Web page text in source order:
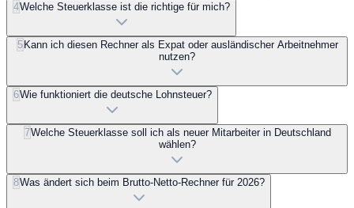
4Welche Steuerklasse ist die richtige für mich?
5 Kann ich diesen Rechner als Expat oder ausländischer Arbeitnehmer
nutzen?
6Wie funktioniert die deutsche Lohnsteuer?
7Welche Steuerklasse soll ich als neuer Mitarbeiter in Deutschland
wählen?
8Was ändert sich beim Brutto-Netto-Rechner für 2026?